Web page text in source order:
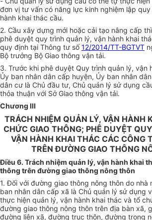
đơn vị tư vấn có năng lực kinh nghiệm lập quy
hành khai thác cầu.
2. Cầu xây dựng mới hoặc cải tạo nâng cấp
phê duyệt quy trình quản lý, vận hành khai
quy định tại Thông tư số12/2014/TT-BGTVT
Bộ trưởng Bộ Giao thông vận tải.
3. Trước khi phê duyệt Quy trình quản lý, vận
Ủy ban nhân dân cấp huyện, Ủy ban nhân
dân cư là Chủ đầu tư, Chủ quản lý sử dụng
thỏa thuận với Sở Giao thông vận tải.
Chương III
TRÁCH NHIỆM QUẢN LÝ, VẬN HÀNH
CHỨC GIAO THÔNG; PHÊ DUYỆT
VẬN HÀNH KHAI THÁC CÁC CÔNG
TRÊN ĐƯỜNG GIAO THÔNG
Điều 6. Trách nhiệm quản lý, vận hành khai
thông trên đường giao thông nông thôn
1. Đối với đường giao thông nông thôn do nhà
ban nhân dân cấp xã là Chủ quản lý sử dụng
thực hiện quản lý, vận hành khai thác và tổ
đường giao thông nông thôn trên địa bàn xã,
đường liên xã, đường trục thôn, đường trong